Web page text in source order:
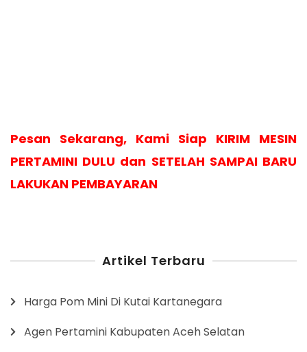
Pesan Sekarang, Kami Siap KIRIM MESIN
PERTAMINI DULU dan SETELAH SAMPAI BARU
LAKUKAN PEMBAYARAN
Artikel Terbaru
Harga Pom Mini Di Kutai Kartanegara
Agen Pertamini Kabupaten Aceh Selatan